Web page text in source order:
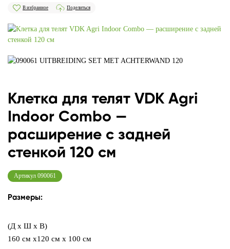
В избранное Поделиться
Клетка для телят VDK Agri
Indoor Combo —
расширение с задней
стенкой 120 см
Артикул 090061
Размеры:
(Д x Ш x В)
160 см х120 см х 100 см